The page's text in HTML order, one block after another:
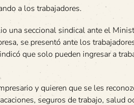
a los trabajadores.
una seccional sindical ante el
se presentó ante los
que solo pueden ingresar a
y quieren que se les
seguros de trabajo, salud